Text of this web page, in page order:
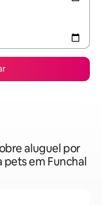
aluguel por
em Funchal